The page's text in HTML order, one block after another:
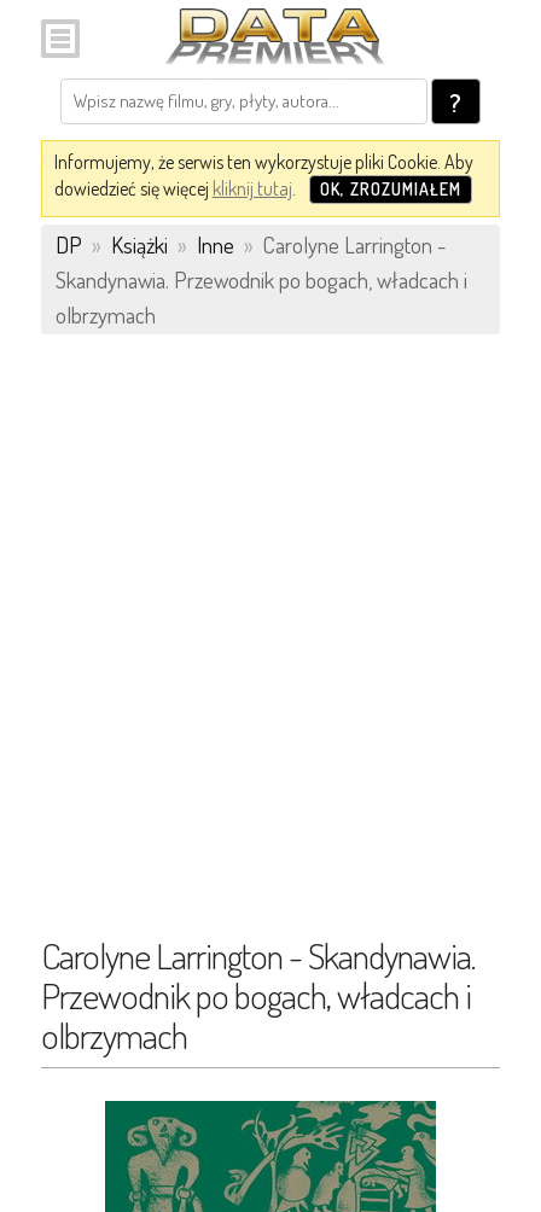
?
Informujemy, że serwis ten wykorzystuje pliki Cookie. Aby
dowiedzieć się więcej kliknij tutaj. OK, ZROZUMIAŁEM
DP » Książki » Inne » Carolyne Larrington -
Skandynawia. Przewodnik po bogach, władcach i
olbrzymach
Carolyne Larrington - Skandynawia.
Przewodnik po bogach, władcach i
olbrzymach